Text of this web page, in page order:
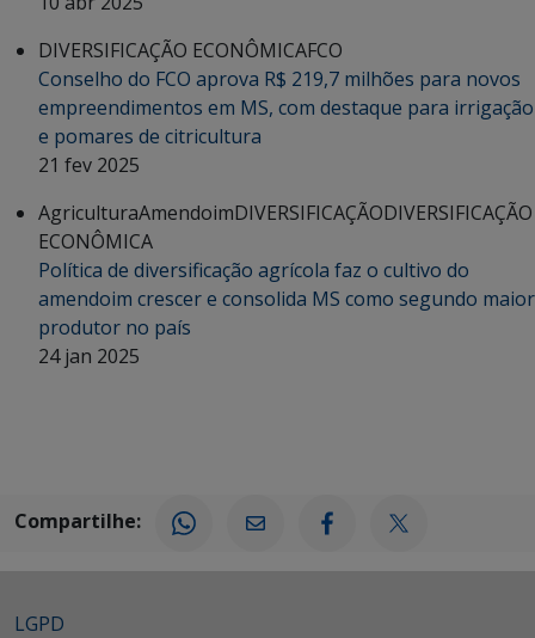
DIVERSIFICAÇÃO ECONÔMICAFCO
Conselho do FCO aprova R$ 219,7 milhões para novos
empreendimentos em MS, com destaque para irrigação
e pomares de citricultura
21 fev 2025
AgriculturaAmendoimDIVERSIFICAÇÃODIVERSIFICAÇÃO
ECONÔMICA
Política de diversificação agrícola faz o cultivo do
amendoim crescer e consolida MS como segundo maior
produtor no país
24 jan 2025
Compartilhe:
LGPD